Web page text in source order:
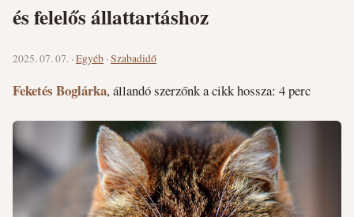
és felelős állattartáshoz
2025. 07. 07. ·Egyéb ·Szabadidő
Feketés Boglárka, állandó szerzőnka cikk hossza: 4 perc